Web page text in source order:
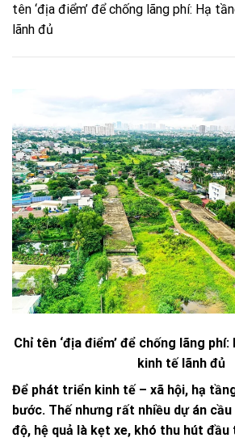
tên ‘địa điểm’ để chống lãng phí: Hạ
lãnh đủ
Chỉ tên ‘địa điểm’ để chống lãng
kinh tế lãnh đủ
Để phát triển kinh tế – xã hội, hạ
bước. Thế nhưng rất nhiều dự án
độ, hệ quả là kẹt xe, khó thu hút